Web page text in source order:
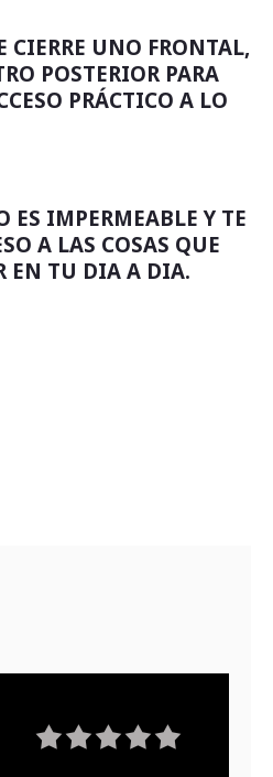
CIERRE UNO FRONTAL,
POSTERIOR PARA
PRÁCTICO A LO
ES IMPERMEABLE Y TE
A LAS COSAS QUE
EN TU DIA A DIA.